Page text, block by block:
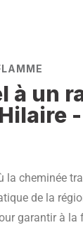
à un
la cheminée
de la
garantir à la